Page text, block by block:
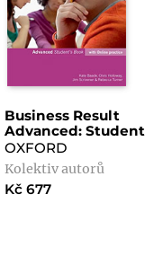
Business Result
Advanced: Student
OXFORD
Kolektiv autorů
Kč 677